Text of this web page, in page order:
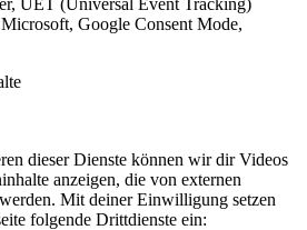
Google Consent Mode,
dieser Dienste können wir dir Videos
anzeigen, die von externen
Mit deiner Einwilligung setzen
folgende Drittdienste ein: